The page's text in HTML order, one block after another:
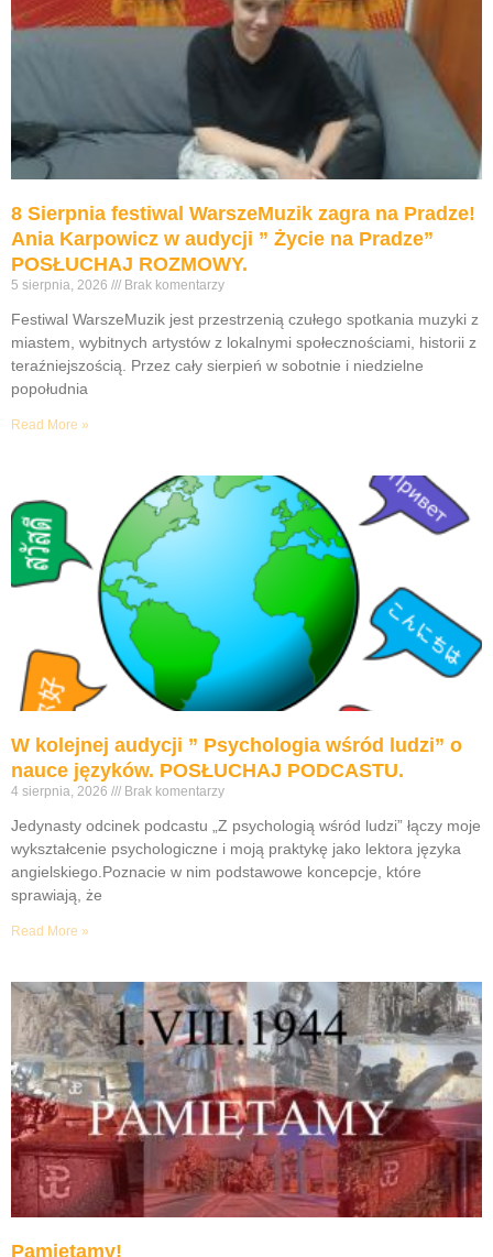
8 Sierpnia festiwal WarszeMuzik zagra na Pradze!
Ania Karpowicz w audycji ” Życie na Pradze”
POSŁUCHAJ ROZMOWY.
5 sierpnia, 2026 Brak komentarzy
Festiwal WarszeMuzik jest przestrzenią czułego spotkania muzyki z
miastem, wybitnych artystów z lokalnymi społecznościami, historii z
teraźniejszością. Przez cały sierpień w sobotnie i niedzielne
popołudnia
Read More »
W kolejnej audycji ” Psychologia wśród ludzi” o
nauce języków. POSŁUCHAJ PODCASTU.
4 sierpnia, 2026 Brak komentarzy
Jedynasty odcinek podcastu „Z psychologią wśród ludzi” łączy moje
wykształcenie psychologiczne i moją praktykę jako lektora języka
angielskiego.Poznacie w nim podstawowe koncepcje, które
sprawiają, że
Read More »
Pamiętamy!